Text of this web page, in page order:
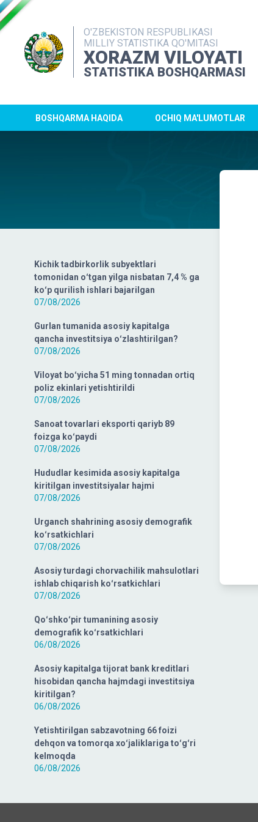
O'ZBEKISTON RESPUBLIKASI
MILLIY STATISTIKA QO'MITASI
XORAZM VILOYATI
STATISTIKA BOSHQARMASI
BOSHQARMA HAQIDA OCHIQ MA'LUMOTLAR
Kichik tadbirkorlik subyektlari
tomonidan oʻtgan yilga nisbatan 7,4 % ga
koʻp qurilish ishlari bajarilgan
07/08/2026
Gurlan tumanida asosiy kapitalga
qancha investitsiya oʻzlashtirilgan?
07/08/2026
Viloyat boʻyicha 51 ming tonnadan ortiq
poliz ekinlari yetishtirildi
07/08/2026
Sanoat tovarlari eksporti qariyb 89
foizga koʻpaydi
07/08/2026
Hududlar kesimida asosiy kapitalga
kiritilgan investitsiyalar hajmi
07/08/2026
Urganch shahrining asosiy demografik
koʻrsatkichlari
07/08/2026
Asosiy turdagi chorvachilik mahsulotlari
ishlab chiqarish koʻrsatkichlari
07/08/2026
Qoʻshkoʻpir tumanining asosiy
demografik koʻrsatkichlari
06/08/2026
Asosiy kapitalga tijorat bank kreditlari
hisobidan qancha hajmdagi investitsiya
kiritilgan?
06/08/2026
Yetishtirilgan sabzavotning 66 foizi
dehqon va tomorqa xoʻjaliklariga toʻgʻri
kelmoqda
06/08/2026